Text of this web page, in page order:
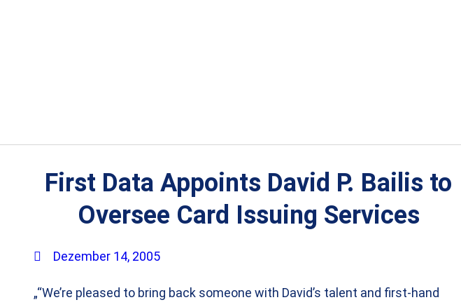
First Data Appoints David P. Bailis to
Oversee Card Issuing Services
Dezember 14, 2005
„“We’re pleased to bring back someone with David’s talent and first-hand